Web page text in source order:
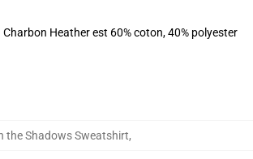
Heather est 60% coton, 40% polyester
the Shadows Sweatshirt,